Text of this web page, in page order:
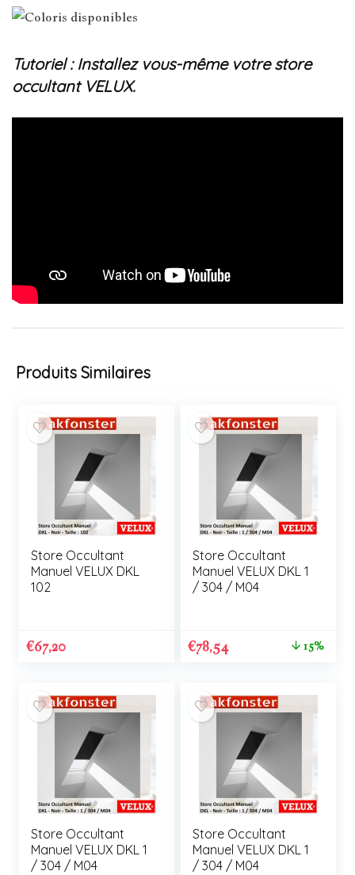
Tutoriel : Installez vous-même votre store
occultant VELUX.
Produits Similaires
Store Occultant
Manuel VELUX DKL
102
€67,20
Store Occultant
Manuel VELUX DKL 1
/ 304 / M04
€78,54 15%
Store Occultant
Manuel VELUX DKL 1
/ 304 / M04
Store Occultant
Manuel VELUX DKL 1
/ 304 / M04